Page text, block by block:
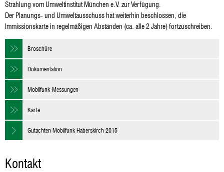
Strahlung vom Umweltinstitut München e.V. zur Verfügung.
Der Planungs- und Umweltausschuss hat weiterhin beschlossen, die
Immissionskarte in regelmäßigen Abständen (ca. alle 2 Jahre) fortzuschreiben.
Broschüre
Dokumentation
Mobilfunk-Messungen
Karte
Gutachten Mobilfunk Haberskirch 2015
Kontakt